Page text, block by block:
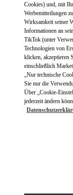
Cookies) und, mit
Werbemitteilungen
Wirksamkeit seiner
Informationen an
TikTok (unter
Technologien von
klicken, akzeptieren
einschließlich
„Nur technische
Sie nur die
Über „Cookie-
jederzeit ändern